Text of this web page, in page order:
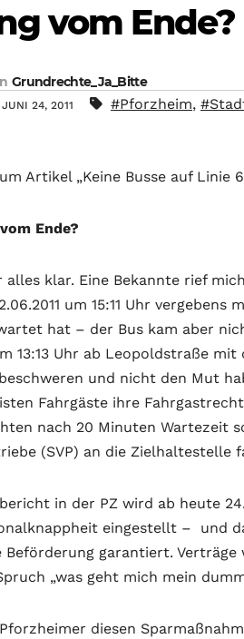
vom Ende?
Grundrechte_Ja_Bitte
JUNI 24, 2011 #Pforzheim,
Artikel „Keine Busse auf Linie
Ende?
klar. Eine Bekannte rief
um 15:11 Uhr
hat – der Bus kam aber
13:13 Uhr ab Leopoldstraße
und nicht den Mut
Fahrgäste ihre
nach 20 Minuten Wartezeit
(SVP) an die Zielhaltestelle
in der PZ wird ab heute
eingestellt – und
Beförderung garantiert.
„was geht mich mein
diesen